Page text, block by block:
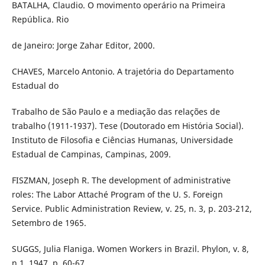
BATALHA, Claudio. O movimento operário na Primeira
República. Rio
de Janeiro: Jorge Zahar Editor, 2000.
CHAVES, Marcelo Antonio. A trajetória do Departamento
Estadual do
Trabalho de São Paulo e a mediação das relações de
trabalho (1911-1937). Tese (Doutorado em História Social).
Instituto de Filosofia e Ciências Humanas, Universidade
Estadual de Campinas, Campinas, 2009.
FISZMAN, Joseph R. The development of administrative
roles: The Labor Attaché Program of the U. S. Foreign
Service. Public Administration Review, v. 25, n. 3, p. 203-212,
Setembro de 1965.
SUGGS, Julia Flaniga. Women Workers in Brazil. Phylon, v. 8,